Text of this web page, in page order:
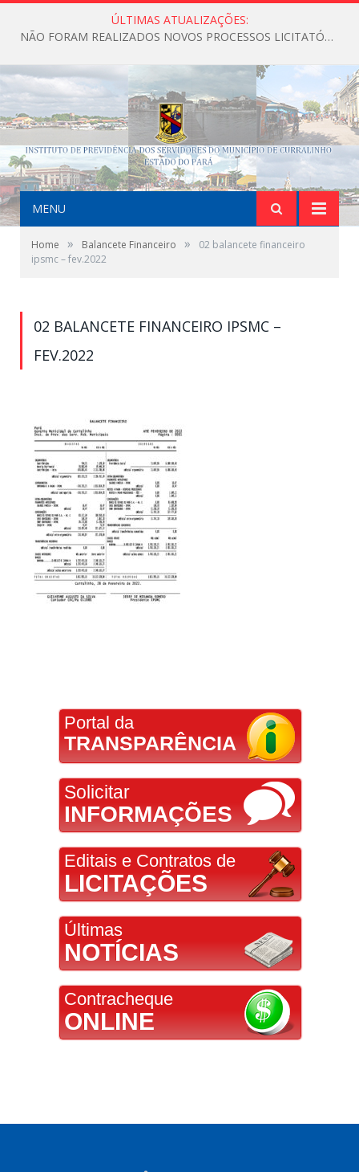
ÚLTIMAS ATUALIZAÇÕES:
NÃO FORAM REALIZADOS NOVOS PROCESSOS LICITATÓRIOS ATÉ O MOMENTO DO ANO DE 2026
MENU
Home » Balancete Financeiro »
02 balancete financeiro
ipsmc – fev.2022
02 BALANCETE FINANCEIRO IPSMC –
FEV.2022
Portal da
TRANSPARÊNCIA
Solicitar
INFORMAÇÕES
Editais e Contratos de
LICITAÇÕES
Últimas
NOTÍCIAS
Contracheque
ONLINE